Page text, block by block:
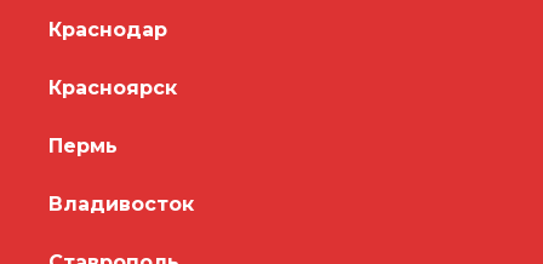
Краснодар
Красноярск
Пермь
Владивосток